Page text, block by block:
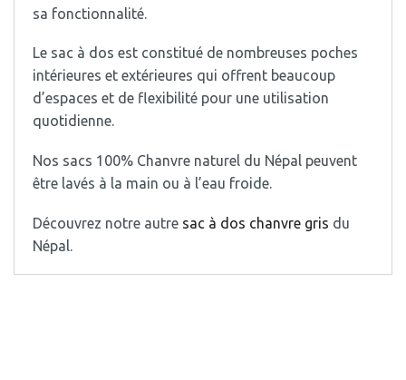
sa fonctionnalité.
Le sac à dos est constitué de nombreuses poches
intérieures et extérieures qui offrent beaucoup
d’espaces et de flexibilité pour une utilisation
quotidienne.
Nos sacs 100% Chanvre naturel du Népal peuvent
être lavés à la main ou à l’eau froide.
Découvrez notre autre sac à dos chanvre gris du
Népal.